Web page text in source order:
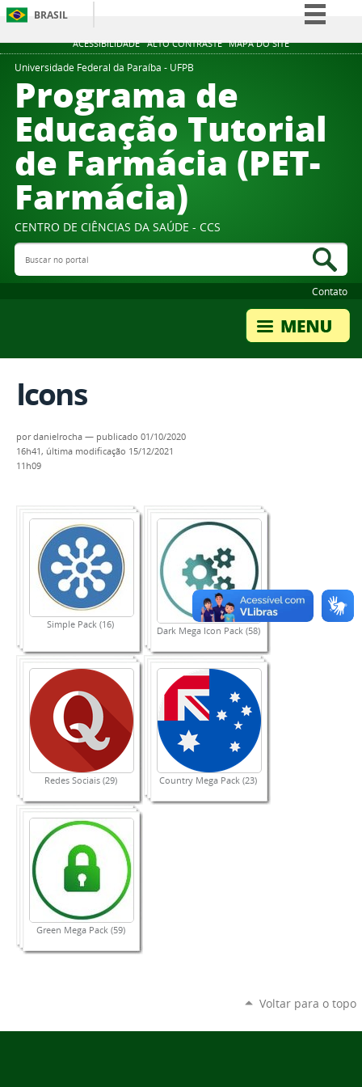
ACESSIBILIDADE ALTO CONTRASTE MAPA DO SITE
BRASIL
Simplifique!
Participe
Acesso à informação
Legislação
Canais
Universidade Federal da Paraíba - UFPB
Programa de
Educação Tutorial
de Farmácia (PET-
Farmácia)
CENTRO DE CIÊNCIAS DA SAÚDE - CCS
Buscar no portal
Contato
Icons
pordanielrocha — publicado 01/10/2020
16h41, última modificação 15/12/2021
11h09
Simple Pack (16)
Dark Mega Icon Pack (58)
Redes Sociais (29) Country Mega Pack (23)
Green Mega Pack (59)
Voltar para o topo